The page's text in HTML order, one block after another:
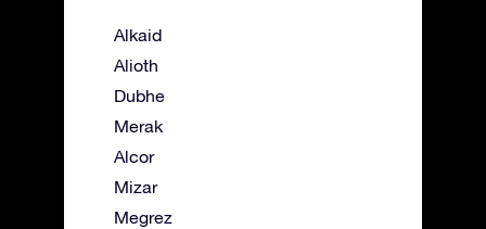
Alkaid
Alioth
Dubhe
Merak
Alcor
Mizar
Megrez